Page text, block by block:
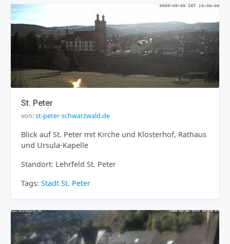
St. Peter
von:st-peter-schwarzwald.de
Blick auf St. Peter mit Kirche und Klosterhof, Rathaus
und Ursula-Kapelle
Standort: Lehrfeld St. Peter
Tags: Stadt St. Peter